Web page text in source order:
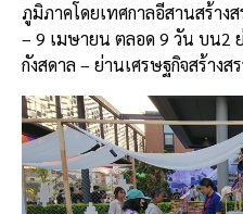
ภูมิภาคโดยเทศกาลอีสานสร้างส
– 9 เมษายน ตลอด 9 วัน บน2
กังสดาล –ย่านเศรษฐกิจสร้างส